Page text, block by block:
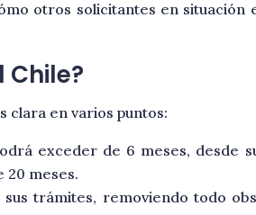
otros solicitantes en situación
clara en varios puntos:
exceder de 6 meses, desde
20 meses.
trámites, removiendo todo